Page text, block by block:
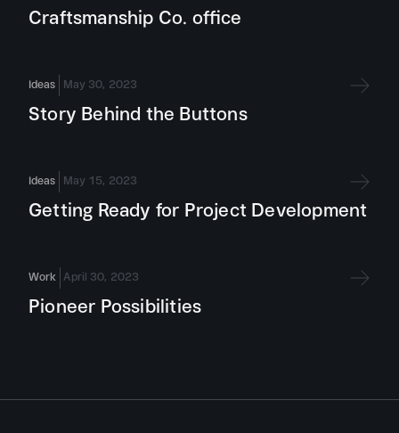
Craftsmanship Co. office
Ideas May 30, 2023
Story Behind the Buttons
Ideas May 15, 2023
Getting Ready for Project Development
Work April 30, 2023
Pioneer Possibilities